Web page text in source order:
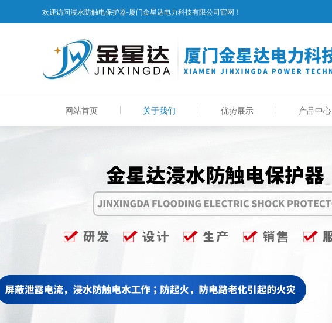
欢迎访问浸水防触电保护器-厦门金星达电力科技有限公司官网！
网站首页 关于我们 优势展示 产品中心